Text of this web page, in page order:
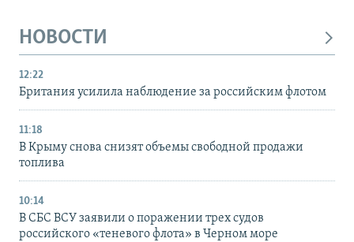
НОВОСТИ
12:22
Британия усилила наблюдение за российским флотом
11:18
В Крыму снова снизят объемы свободной продажи
топлива
10:14
В СБС ВСУ заявили о поражении трех судов
российского «теневого флота» в Черном море